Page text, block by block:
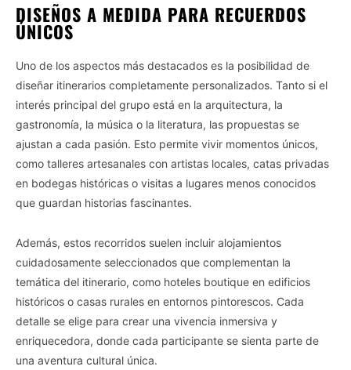
DISEÑOS A MEDIDA PARA RECUERDOS
ÚNICOS
Uno de los aspectos más destacados es la posibilidad de
diseñar itinerarios completamente personalizados. Tanto si el
interés principal del grupo está en la arquitectura, la
gastronomía, la música o la literatura, las propuestas se
ajustan a cada pasión. Esto permite vivir momentos únicos,
como talleres artesanales con artistas locales, catas privadas
en bodegas históricas o visitas a lugares menos conocidos
que guardan historias fascinantes.
Además, estos recorridos suelen incluir alojamientos
cuidadosamente seleccionados que complementan la
temática del itinerario, como hoteles boutique en edificios
históricos o casas rurales en entornos pintorescos. Cada
detalle se elige para crear una vivencia inmersiva y
enriquecedora, donde cada participante se sienta parte de
una aventura cultural única.